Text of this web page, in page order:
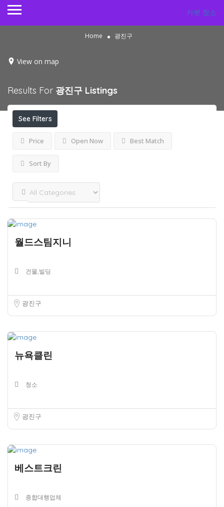
카펫 청소
Home 광진구
View on map
Results For 광진구 Listings
See Filters
Price Open Now Best Match
Sort By
월드스팀지니
건물,빌딩
광진구
뉴욕클린
청소
광진구
베스트크린
종합대행업체